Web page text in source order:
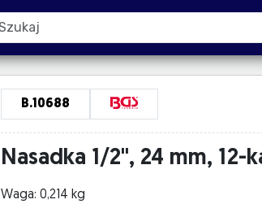
B.10688
Nasadka 1/2", 24 mm, 12-
Waga: 0,214 kg